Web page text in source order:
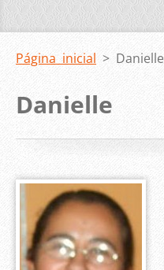
Página inicial > Danielle
Danielle